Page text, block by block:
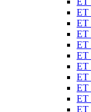
ET
ET
ET
ET
ET
ET
ET
ET
ET
ET